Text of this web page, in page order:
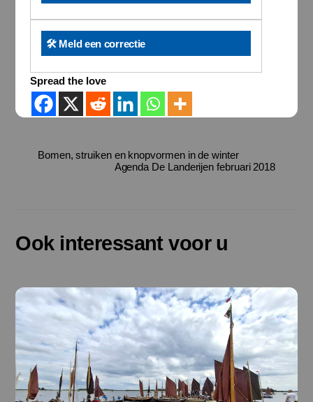
🛠️ Meld een correctie
Spread the love
Bomen, struiken en knopvormen in de winter
Agenda De Landerijen februari 2018
Ook interessant voor u